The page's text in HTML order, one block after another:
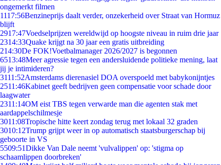
ongemerkt filmen
1117:56Benzineprijs daalt verder, onzekerheid over Straat van Hormuz
blijft
2917:47Voedselprijzen wereldwijd op hoogste niveau in ruim drie jaar
2314:33Quake krijgt na 30 jaar een gratis uitbreiding
214:30De FOK!Voetbalmanager 2026/2027 is begonnen
6513:48Meer agressie tegen een andersluidende politieke mening, laat
jij je intimideren?
3111:52Amsterdams dierenasiel DOA overspoeld met babykonijntjes
2511:46Kabinet geeft bedrijven geen compensatie voor schade door
laagwater
2311:14OM eist TBS tegen verwarde man die agenten stak met
aardappelschilmesje
3011:08Tropische hitte keert zondag terug met lokaal 32 graden
3010:12Trump grijpt weer in op automatisch staatsburgerschap bij
geboorte in VS
5509:51Dikke Van Dale neemt 'vulvalippen' op: 'stigma op
schaamlippen doorbreken'